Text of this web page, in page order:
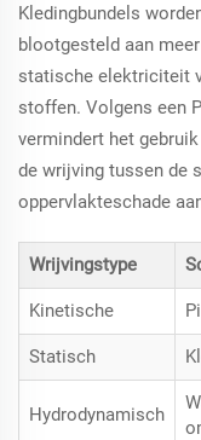
Kledingbundels
blootgesteld aan
statische elektriciteit
stoffen. Volgens een
vermindert het
de wrijving tussen de
oppervlakteschade
Wrijvingstype
Kinetische
Statisch
Hydrodynamisch